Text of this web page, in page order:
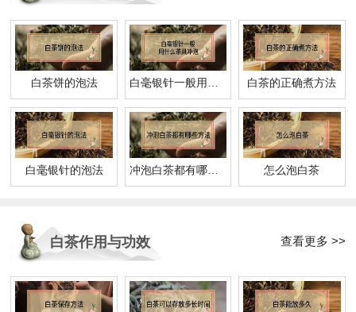
白茶饼的泡法 白茶的正确煮方法
白毫银针的泡法 冲泡白茶都有哪些方法 怎么泡白茶
白茶作用与功效 查看更多 >>